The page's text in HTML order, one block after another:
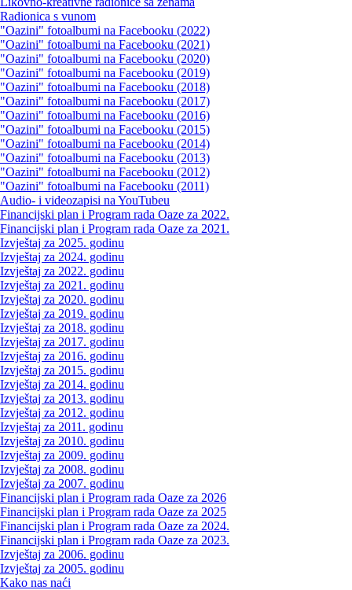
Radionica s vunom
"Oazini" fotoalbumi na Facebooku (2022)
"Oazini" fotoalbumi na Facebooku (2021)
"Oazini" fotoalbumi na Facebooku (2020)
"Oazini" fotoalbumi na Facebooku (2019)
"Oazini" fotoalbumi na Facebooku (2018)
"Oazini" fotoalbumi na Facebooku (2017)
"Oazini" fotoalbumi na Facebooku (2016)
"Oazini" fotoalbumi na Facebooku (2015)
"Oazini" fotoalbumi na Facebooku (2014)
"Oazini" fotoalbumi na Facebooku (2013)
"Oazini" fotoalbumi na Facebooku (2012)
"Oazini" fotoalbumi na Facebooku (2011)
Audio- i videozapisi na YouTubeu
Financijski plan i Program rada Oaze za 2022.
Financijski plan i Program rada Oaze za 2021.
Izvještaj za 2025. godinu
Izvještaj za 2024. godinu
Izvještaj za 2022. godinu
Izvještaj za 2021. godinu
Izvještaj za 2020. godinu
Izvještaj za 2019. godinu
Izvještaj za 2018. godinu
Izvještaj za 2017. godinu
Izvještaj za 2016. godinu
Izvještaj za 2015. godinu
Izvještaj za 2014. godinu
Izvještaj za 2013. godinu
Izvještaj za 2012. godinu
Izvještaj za 2011. godinu
Izvještaj za 2010. godinu
Izvještaj za 2009. godinu
Izvještaj za 2008. godinu
Izvještaj za 2007. godinu
Financijski plan i Program rada Oaze za 2026
Financijski plan i Program rada Oaze za 2025
Financijski plan i Program rada Oaze za 2024.
Financijski plan i Program rada Oaze za 2023.
Izvještaj za 2006. godinu
Izvještaj za 2005. godinu
Kako nas naći